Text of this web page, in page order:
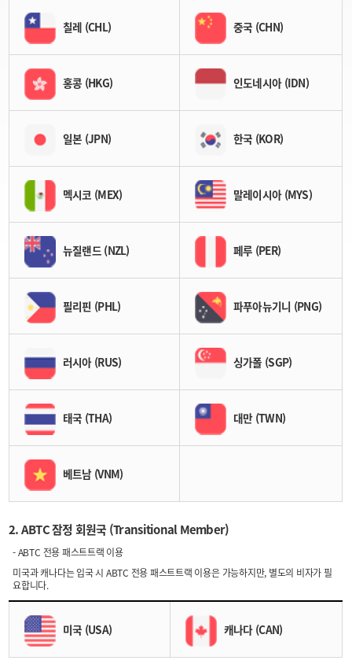
칠레 (CHL) 중국 (CHN)
홍콩 (HKG) 인도네시아 (IDN)
일본 (JPN) 한국 (KOR)
멕시코 (MEX) 말레이시아 (MYS)
뉴질랜드 (NZL) 페루 (PER)
필리핀 (PHL) 파푸아뉴기니 (PNG)
러시아 (RUS) 싱가폴 (SGP)
태국 (THA) 대만 (TWN)
베트남 (VNM)
2. ABTC 잠정 회원국 (Transitional Member)
- ABTC 전용 패스트트랙 이용
미국과 캐나다는 입국 시 ABTC 전용 패스트트랙 이용은 가능하지만, 별도의 비자가 필
요합니다.
미국 (USA) 캐나다 (CAN)